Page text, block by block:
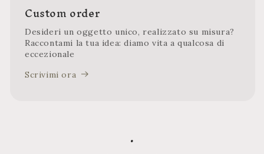
Custom order
Desideri un oggetto unico, realizzato su misura?
Raccontami la tua idea: diamo vita a qualcosa di
eccezionale
Scrivimi ora
.